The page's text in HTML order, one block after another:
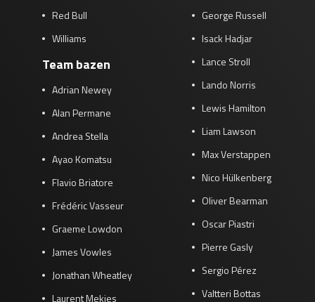
Red Bull
Williams
Team bazen
Adrian Newey
Alan Permane
Andrea Stella
Ayao Komatsu
Flavio Briatore
Frédéric Vasseur
Graeme Lowdon
James Vowles
Jonathan Wheatley
Laurent Mekies
George Russell
Isack Hadjar
Lance Stroll
Lando Norris
Lewis Hamilton
Liam Lawson
Max Verstappen
Nico Hülkenberg
Oliver Bearman
Oscar Piastri
Pierre Gasly
Sergio Pérez
Valtteri Bottas